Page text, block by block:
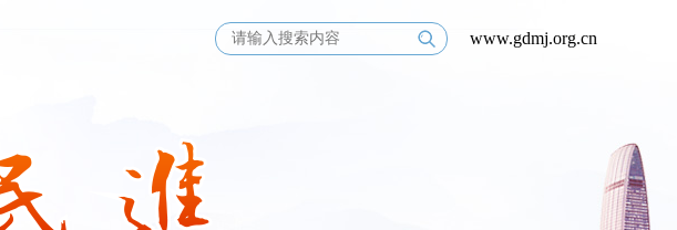
www.gdmj.org.cn